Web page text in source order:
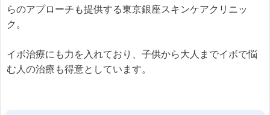
らのアプローチも提供する東京銀座スキンケアクリニッ
ク。
イボ治療にも力を入れており、子供から大人までイボで悩
む人の治療も得意としています。